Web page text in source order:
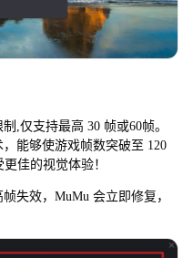
仅支持最高 30 帧或60帧。
能够使游戏帧数突破至 120
佳的视觉体验！
效，MuMu 会立即修复，